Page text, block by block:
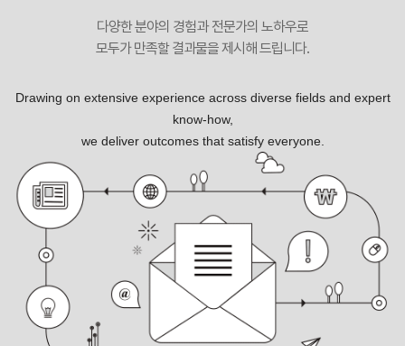
다양한 분야의 경험과 전문가의 노하우로
모두가 만족할 결과물을 제시해 드립니다.
Drawing on extensive experience across diverse fields and expert
know-how,
we deliver outcomes that satisfy everyone.